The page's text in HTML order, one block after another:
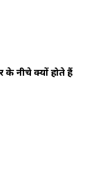
के नीचे क्यों होते हैं